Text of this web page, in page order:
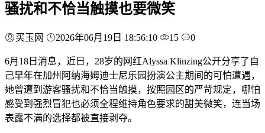
骚扰和不恰当触摸也要微笑
买玉网 2026年06月19日 18:56:10 15 0
6月18日消息，近日，28岁的网红Alyssa Klinzing公开分享了自
己早年在加州阿纳海姆迪士尼乐园扮演公主期间的可怕遭遇，
她曾遭到游客骚扰和不恰当触摸，按照园区的严苛规定，哪怕
感受到强烈冒犯也必须全程维持角色要求的甜美微笑，连当场
表露不满的选择都被直接剥夺。